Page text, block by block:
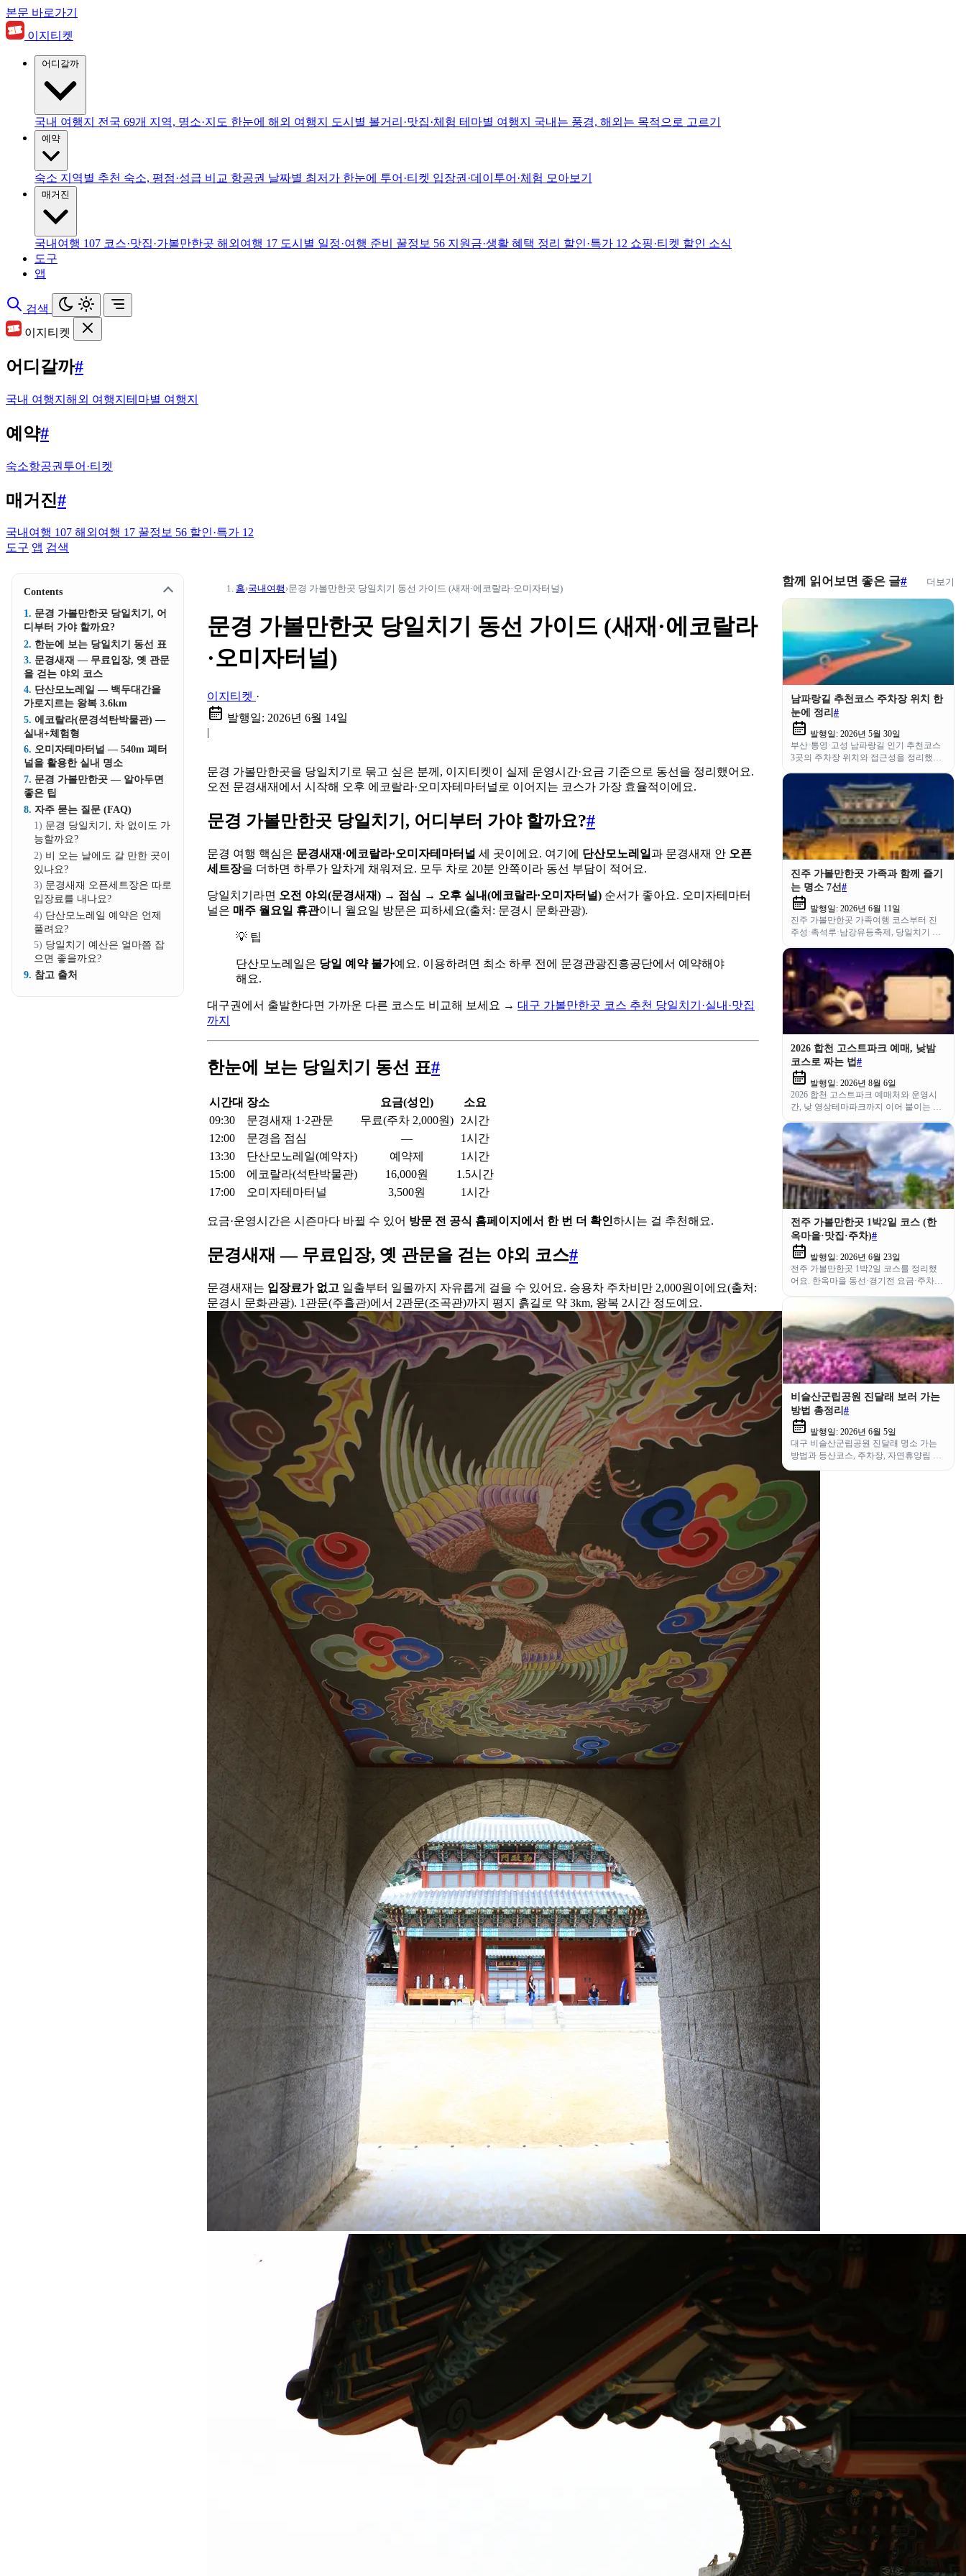
본문 바로가기
이지티켓
국내 여행지 전국 69개 지역, 명소·지도 한눈에 해외 여행지 도시별 볼거리·맛집·체험 테마별 여행지 국내는 풍경, 해외는 목적으로 고르기
숙소 지역별 추천 숙소, 평점·성급 비교 항공권 날짜별 최저가 한눈에 투어·티켓 입장권·데이투어·체험 모아보기
국내여행 107 코스·맛집·가볼만한곳 해외여행 17 도시별 일정·여행 준비 꿀정보 56 지원금·생활 혜택 정리 할인·특가 12 쇼핑·티켓 할인 소식
도구
앱
검색
이지티켓
어디갈까#
국내 여행지 해외 여행지 테마별 여행지
예약#
숙소항공권 투어·티켓
매거진#
국내여행 107 해외여행 17 꿀정보 56 할인·특가 12
도구 앱 검색
홈›국내여행›문경 가볼만한곳 당일치기 동선 가이드 (새재·에코랄라·오미자터널)
문경 가볼만한곳 당일치기 동선 가이드 (새재·에코랄라
·오미자터널)
이지티켓 ·
발행일: 2026년 6월 14일
|
Contents
문경 가볼만한곳 당일치기, 어
디부터 가야 할까요?
한눈에 보는 당일치기 동선 표
문경새재 — 무료입장, 옛 관문
을 걷는 야외 코스
단산모노레일 — 백두대간을
가로지르는 왕복 3.6km
에코랄라(문경석탄박물관) —
실내+체험형
오미자테마터널 — 540m 폐터
널을 활용한 실내 명소
문경 가볼만한곳 — 알아두면
좋은 팁
자주 묻는 질문 (FAQ)
문경 당일치기, 차 없이도 가
능할까요?
비 오는 날에도 갈 만한 곳이
있나요?
문경새재 오픈세트장은 따로
입장료를 내나요?
단산모노레일 예약은 언제
풀려요?
당일치기 예산은 얼마쯤 잡
으면 좋을까요?
참고 출처
문경 가볼만한곳을 당일치기로 묶고 싶은 분께, 이지티켓이 실제 운영시간·요금 기준으로 동선을 정리했어요.
오전 문경새재에서 시작해 오후 에코랄라·오미자테마터널로 이어지는 코스가 가장 효율적이에요.
문경 가볼만한곳 당일치기, 어디부터 가야 할까요?#
문경 여행 핵심은 문경새재·에코랄라·오미자테마터널 세 곳이에요. 여기에 단산모노레일과 문경새재 안 오픈
세트장을 더하면 하루가 알차게 채워져요. 모두 차로 20분 안쪽이라 동선 부담이 적어요.
당일치기라면 오전 야외(문경새재) → 점심 → 오후 실내(에코랄라·오미자터널) 순서가 좋아요. 오미자테마터
널은 매주 월요일 휴관이니 월요일 방문은 피하세요(출처: 문경시 문화관광).
💡 팁
단산모노레일은 당일 예약 불가예요. 이용하려면 최소 하루 전에 문경관광진흥공단에서 예약해야
해요.
대구권에서 출발한다면 가까운 다른 코스도 비교해 보세요 → 대구 가볼만한곳 코스 추천 당일치기·실내·맛집
까지
한눈에 보는 당일치기 동선 표#
시간대 장소 요금(성인)
소요
09:30
문경새재 1·2관문 무료(주차 2,000원)
2시간
12:00
문경읍 점심 —
1시간
13:30
단산모노레일(예약자) 예약제
1시간
15:00
에코랄라(석탄박물관) 16,000원
1.5시간
17:00
오미자테마터널 3,500원 1시간
요금·운영시간은 시즌마다 바뀔 수 있어 방문 전 공식 홈페이지에서 한 번 더 확인하시는 걸 추천해요.
문경새재 — 무료입장, 옛 관문을 걷는 야외 코스#
문경새재는 입장료가 없고 일출부터 일몰까지 자유롭게 걸을 수 있어요. 승용차 주차비만 2,000원이에요(출처:
문경시 문화관광). 1관문(주흘관)에서 2관문(조곡관)까지 평지 흙길로 약 3km, 왕복 2시간 정도예요.
함께 읽어보면 좋은 글# 더보기
남파랑길 추천코스 주차장 위치 한
눈에 정리#
발행일:2026년 5월 30일
부산·통영·고성 남파랑길 인기 추천코스
3곳의 주차장 위치와 접근성을 정리했어
진주 가볼만한곳 가족과 함께 즐기
는 명소 7선#
발행일:2026년 6월 11일
진주 가볼만한곳 가족여행 코스부터 진
주성·촉석루·남강유등축제, 당일치기 일
2026 합천 고스트파크 예매, 낮밤
코스로 짜는 법#
발행일:2026년 8월 6일
2026 합천 고스트파크 예매처와 운영시
간, 낮 영상테마파크까지 이어 붙이는 당
요.
전주 가볼만한곳 1박2일 코스 (한
옥마을·맛집·주차)#
발행일:2026년 6월 23일
전주 가볼만한곳 1박2일 코스를 정리했
어요. 한옥마을 동선·경기전 요금·주차장
비슬산군립공원 진달래 보러 가는
방법 총정리#
발행일:2026년 6월 5일
대구 비슬산군립공원 진달래 명소 가는
방법과 등산코스, 주차장, 자연휴양림 이